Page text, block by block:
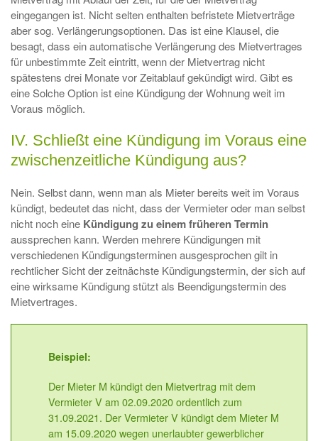
eingegangen ist. Nicht selten enthalten befristete Mietverträge
aber sog. Verlängerungsoptionen. Das ist eine Klausel, die
besagt, dass ein automatische Verlängerung des Mietvertrages
für unbestimmte Zeit eintritt, wenn der Mietvertrag nicht
spätestens drei Monate vor Zeitablauf gekündigt wird. Gibt es
eine Solche Option ist eine Kündigung der Wohnung weit im
Voraus möglich.
IV. Schließt eine Kündigung im Voraus eine
zwischenzeitliche Kündigung aus?
Nein. Selbst dann, wenn man als Mieter bereits weit im Voraus
kündigt, bedeutet das nicht, dass der Vermieter oder man selbst
nicht noch eine Kündigung zu einem früheren Termin
aussprechen kann. Werden mehrere Kündigungen mit
verschiedenen Kündigungsterminen ausgesprochen gilt in
rechtlicher Sicht der zeitnächste Kündigungstermin, der sich auf
eine wirksame Kündigung stützt als Beendigungstermin des
Mietvertrages.
Beispiel:
Der Mieter M kündigt den Mietvertrag mit dem
Vermieter V am 02.09.2020 ordentlich zum
31.09.2021. Der Vermieter V kündigt dem Mieter M
am 15.09.2020 wegen unerlaubter gewerblicher